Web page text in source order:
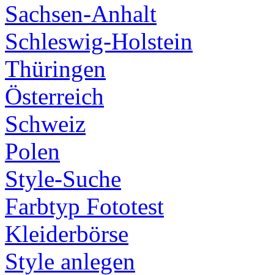
Sachsen-Anhalt
Schleswig-Holstein
Thüringen
Österreich
Schweiz
Polen
Style-Suche
Farbtyp Fototest
Kleiderbörse
Style anlegen